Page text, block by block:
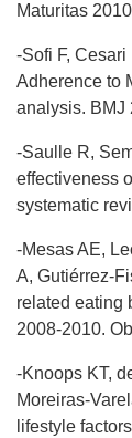
Maturitas
-Sofi F, Cesari
Adherence to
analysis. BMJ
-Saulle R,
effectiveness
systematic
-Mesas AE,
A, Gutiérrez-
related eating
2008-2010.
-Knoops KT,
Moreiras-
lifestyle